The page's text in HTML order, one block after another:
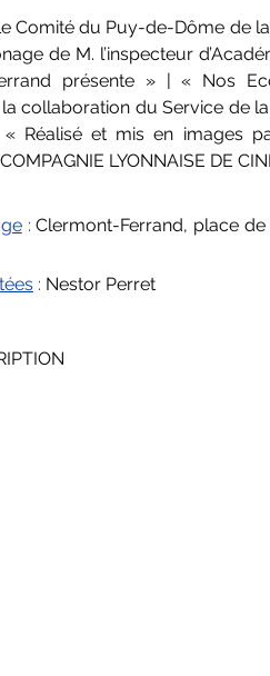
Comité du Puy-de-Dôme de
de M. l’inspecteur
présente » | « Nos
la collaboration du Service de
« Réalisé et mis en images
LYONNAISE DE
: Clermont-Ferrand, place
: Nestor Perret